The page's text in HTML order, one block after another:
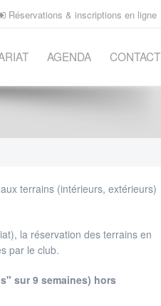
Réservations & inscriptions en ligne
AGENDA CONTACT
terrains (intérieurs, extérieurs)
la réservation des terrains en
par le club.
sur 9 semaines) hors